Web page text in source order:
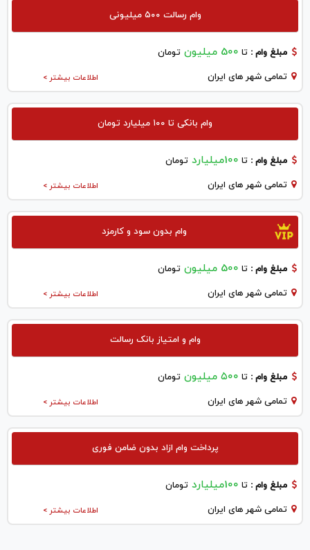
وام رسالت ۵۰۰ میلیونی
مبلغ وام : تا 500 میلیون تومان
اطلاعات بیشتر > تمامی شهر های ایران
وام بانکی تا ۱۰۰ میلیارد تومان
مبلغ وام : تا 100میلیارد تومان
اطلاعات بیشتر > تمامی شهر های ایران
وام بدون سود و کارمزد
مبلغ وام : تا 500 میلیون تومان
اطلاعات بیشتر > تمامی شهر های ایران
وام و امتیاز بانک رسالت
مبلغ وام : تا ۵۰۰ میلیون تومان
اطلاعات بیشتر > تمامی شهر های ایران
پرداخت وام ازاد بدون ضامن فوری
مبلغ وام : تا 100میلیارد تومان
اطلاعات بیشتر > تمامی شهر های ایران